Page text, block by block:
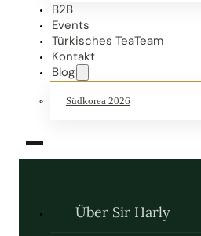
B2B
Events
Türkisches TeaTeam
Kontakt
Blog
Südkorea 2026
Über Sir Harly